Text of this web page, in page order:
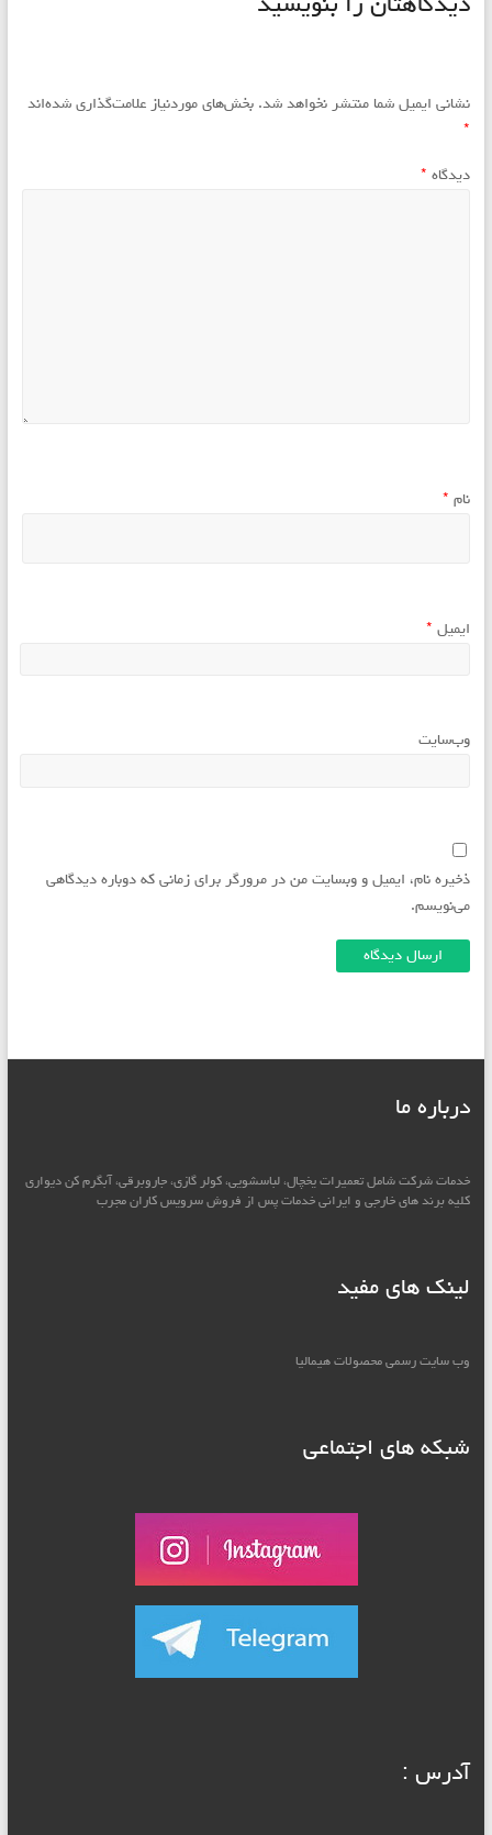
دیدگاهتان را بنویسید
نشانی ایمیل شما منتشر نخواهد شد. بخش‌های موردنیاز علامت‌گذاری شده‌اند
*
دیدگاه *
نام *
ایمیل *
وب‌سایت
ذخیره نام، ایمیل و وبسایت من در مرورگر برای زمانی که دوباره دیدگاهی
می‌نویسم.
درباره ما
خدمات شرکت شامل تعمیرات یخچال، لباسشویی، کولر گازی، جاروبرقی، آبگرم کن دیواری
کلیه برند های خارجی و ایرانی خدمات پس از فروش سرویس کاران مجرب
لینک های مفید
وب سایت رسمی محصولات هیمالیا
شبکه های اجتماعی
آدرس :